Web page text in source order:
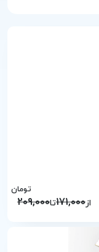
از171,000تا209,000
تومان